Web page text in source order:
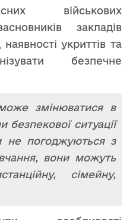
військових
закладів
укриттів та
безпечне
змінюватися в
безпекової ситуації
не погоджуються з
вони можуть
сімейну,